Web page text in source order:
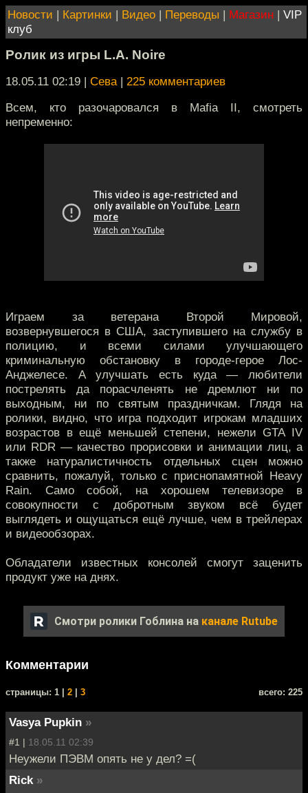
Новости | Картинки | Видео | Переводы | Магазин | VIP
клуб
Ролик из игры L.A. Noire
18.05.11 02:19 | Сева| 225 комментариев
Всем, кто разочаровался в Mafia II, смотреть
непременно:
Играем за ветерана Второй Мировой,
возвернувшегося в США, заступившего на службу в
полицию, и всеми силами улучшающего
криминальную обстановку в городе-герое Лос-
Анджелесе. А улучшать есть куда — любители
пострелять да порасчленять не дремлют ни по
выходным, ни по святым праздничкам. Глядя на
ролики, видно, что игра подходит игрокам младших
возрастов в ещё меньшей степени, нежели GTA IV
или RDR — качество прорисовки и анимации лиц, а
также натуралистичность отдельных сцен можно
сравнить, пожалуй, только с приснопамятной Heavy
Rain. Само собой, на хорошем телевизоре в
совокупности с добротным звуком всё будет
выглядеть и ощущаться ещё лучше, чем в трейлерах
и видеообзорах.
Обладатели известных консолей смогут заценить
продукт уже на днях.
Смотри ролики Гоблина на канале Rutube
Комментарии
cтраницы: 1 | 2 3 всего: 225
Vasya Pupkin »
#1 | 18.05.11 02:39
Неужели ПЭВМ опять не у дел? =(
Riсk »